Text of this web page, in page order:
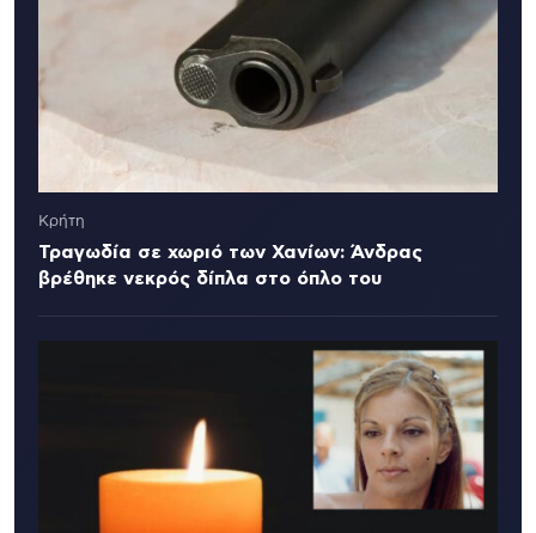
Κρήτη
Τραγωδία σε χωριό των Χανίων: Άνδρας
βρέθηκε νεκρός δίπλα στο όπλο του